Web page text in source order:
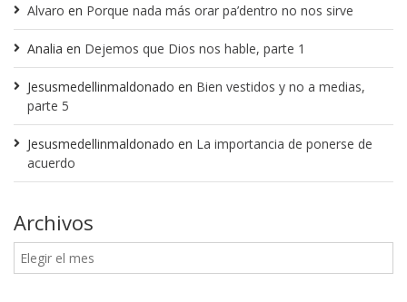
Alvaro en Porque nada más orar pa’dentro no nos sirve
Analia en Dejemos que Dios nos hable, parte 1
Jesusmedellinmaldonado en Bien vestidos y no a medias,
parte 5
Jesusmedellinmaldonado en La importancia de ponerse de
acuerdo
Archivos